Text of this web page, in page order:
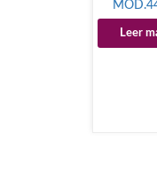
Leer